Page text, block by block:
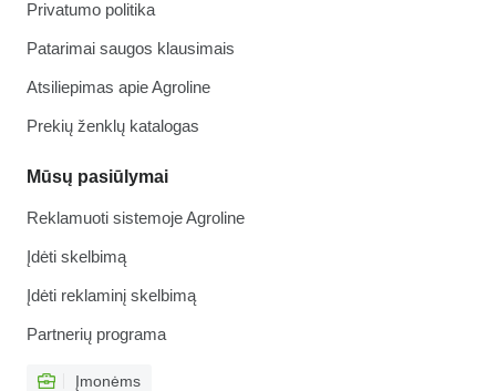
Privatumo politika
Patarimai saugos klausimais
Atsiliepimas apie Agroline
Prekių ženklų katalogas
Mūsų pasiūlymai
Reklamuoti sistemoje Agroline
Įdėti skelbimą
Įdėti reklaminį skelbimą
Partnerių programa
Įmonėms